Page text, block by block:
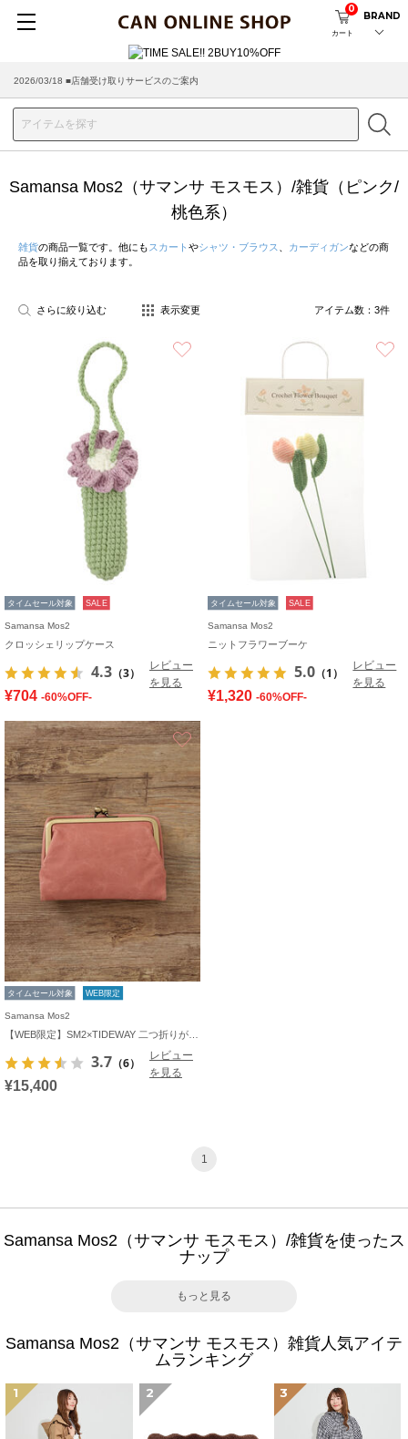
カート
0
BRAND
2026/08/04 ■8/13(木)AM2:00～サイトメンテナンス実施のお知らせ
2026/03/18 ■店舗受け取りサービスのご案内
Samansa Mos2（サマンサ モスモス）/雑貨（ピンク/
桃色系）
雑貨の商品一覧です。他にも スカート やシャツ・ブラウス カーディガンなどの商
品を取り揃えております。
さらに絞り込む 表示変更 アイテム数： 3件
タイムセール対象 SALE
Samansa Mos2
クロッシェリップケース
4.3 （3）
レビュー
を見る
¥704 -60%OFF-
タイムセール対象 SALE
Samansa Mos2
ニットフラワーブーケ
5.0 （1）
レビュー
を見る
¥1,320 -60%OFF-
タイムセール対象 WEB限定
Samansa Mos2
3.7 （6）
レビュー
を見る
¥15,400
1
Samansa Mos2（サマンサ モスモス）/雑貨を使ったス
ナップ
もっと見る
Samansa Mos2（サマンサ モスモス）雑貨人気アイテ
ムランキング
1 2 3